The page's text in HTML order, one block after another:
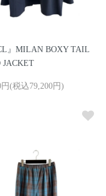
』MILAN BOXY TAIL
JACKET
円(税込79,200円)